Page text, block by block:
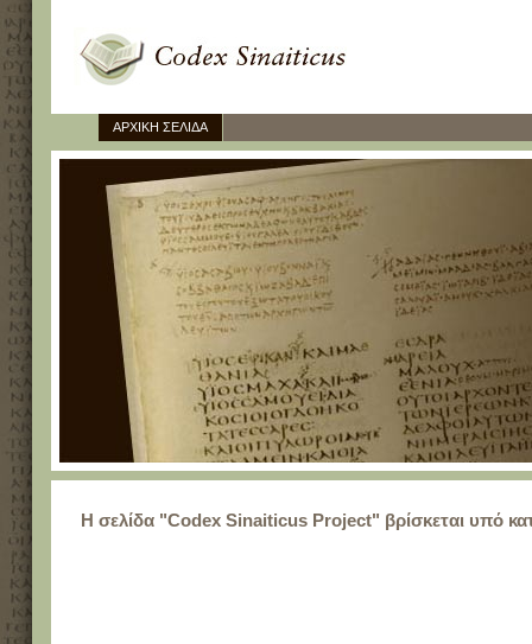
ΑΡΧΙΚΗ ΣΕΛΙΔΑ
Η σελίδα "Codex Sinaiticus Project" βρίσκεται υπό